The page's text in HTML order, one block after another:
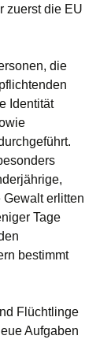
zuerst die EU
die
Identität
erlitten
Tage
bestimmt
Flüchtlinge
Aufgaben